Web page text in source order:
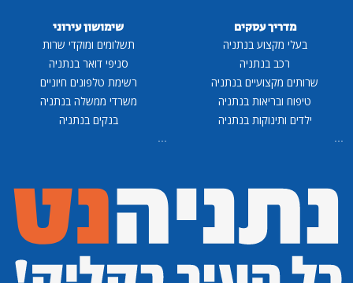
מדריך עסקים
בעלי מקצוע בנתניה
רכב בנתניה
שרותים מקצועיים בנתניה
טיפוח ובריאות בנתניה
ילדים ותינוקות בנתניה
...
שימושון עירוני
תשלומים ומוקדי שרות
סניפי דואר בנתניה
רשימת טלפונים חיוניים
משרדי ממשלה בנתניה
בנקים בנתניה
...